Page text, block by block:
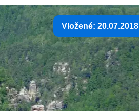
Vložené: 20.07.2018